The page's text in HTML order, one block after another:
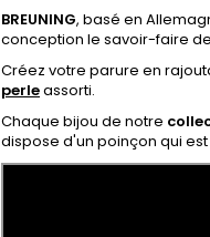
BREUNING, basé en
conception le savoir-faire
Créez votre parure en
perleassorti.
Chaque bijou de notre
dispose d'un poinçon qui